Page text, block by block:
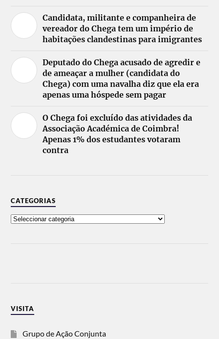
Candidata, militante e companheira de
vereador do Chega tem um império de
habitações clandestinas para imigrantes
Deputado do Chega acusado de agredir e
de ameaçar a mulher (candidata do
Chega) com uma navalha diz que ela era
apenas uma hóspede sem pagar
O Chega foi excluído das atividades da
Associação Académica de Coimbra!
Apenas 1% dos estudantes votaram
contra
CATEGORIAS
VISITA
Grupo de Ação Conjunta